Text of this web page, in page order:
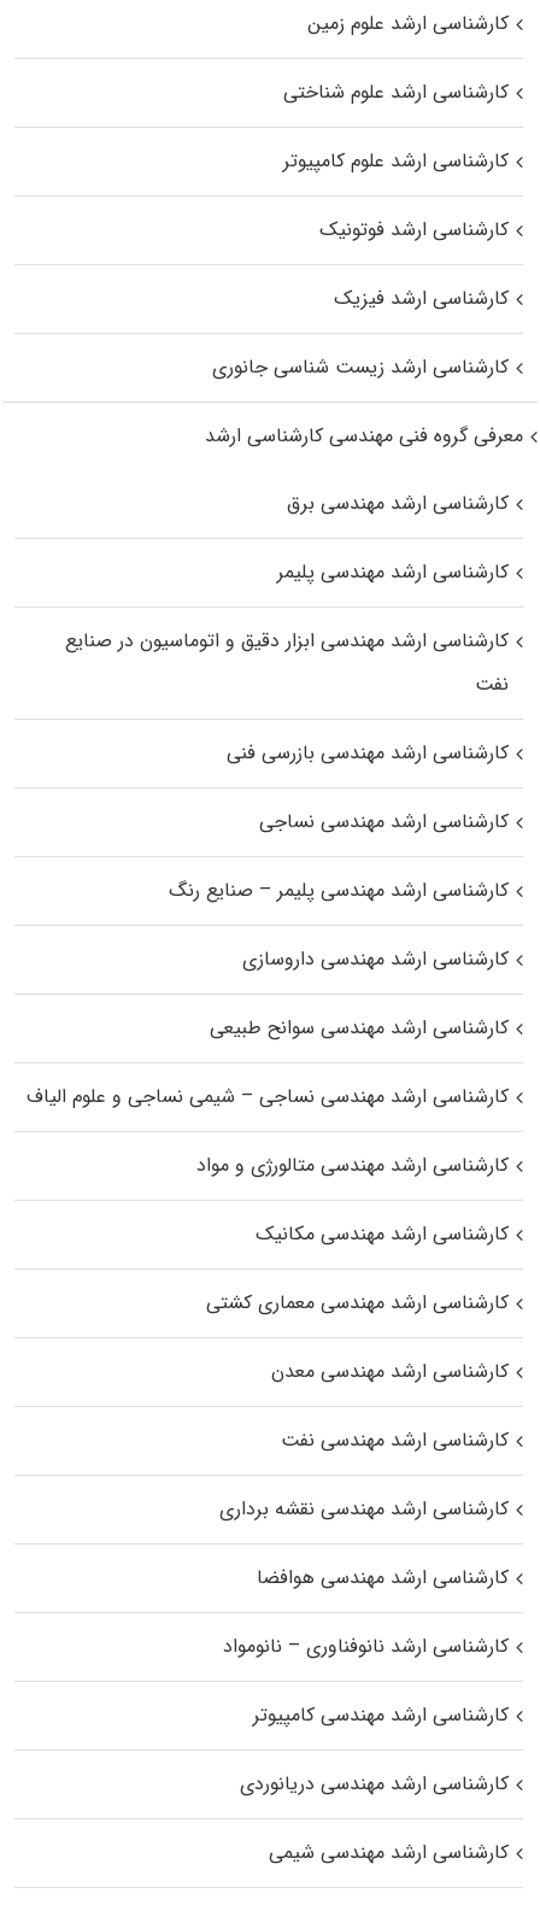
کارشناسی ارشد علوم زمین
کارشناسی ارشد علوم شناختی
کارشناسی ارشد علوم کامپیوتر
کارشناسی ارشد فوتونیک
کارشناسی ارشد فیزیک
کارشناسی ارشد زیست‌ شناسی جانوری
معرفی گروه فنی مهندسی کارشناسی ارشد
کارشناسی ارشد مهندسی برق
کارشناسی ارشد مهندسی پلیمر
کارشناسی ارشد مهندسی ابزار دقیق و اتوماسیون در صنایع
نفت
کارشناسی ارشد مهندسی بازرسی فنی
کارشناسی ارشد مهندسی نساجی
کارشناسی ارشد مهندسی پلیمر – صنایع رنگ
کارشناسی ارشد مهندسی داروسازی
کارشناسی ارشد مهندسی سوانح طبیعی
کارشناسی ارشد مهندسی نساجی – شیمی نساجی و علوم الیاف
کارشناسی ارشد مهندسی متالورژی و مواد
کارشناسی ارشد مهندسی مکانیک
کارشناسی ارشد مهندسی معماری کشتی
کارشناسی ارشد مهندسی معدن
کارشناسی ارشد مهندسی نفت
کارشناسی ارشد مهندسی نقشه برداری
کارشناسی ارشد مهندسی هوافضا
کارشناسی ارشد نانوفناوری – نانومواد
کارشناسی ارشد مهندسی کامپیوتر
کارشناسی ارشد مهندسی دریانوردی
کارشناسی ارشد مهندسی شیمی